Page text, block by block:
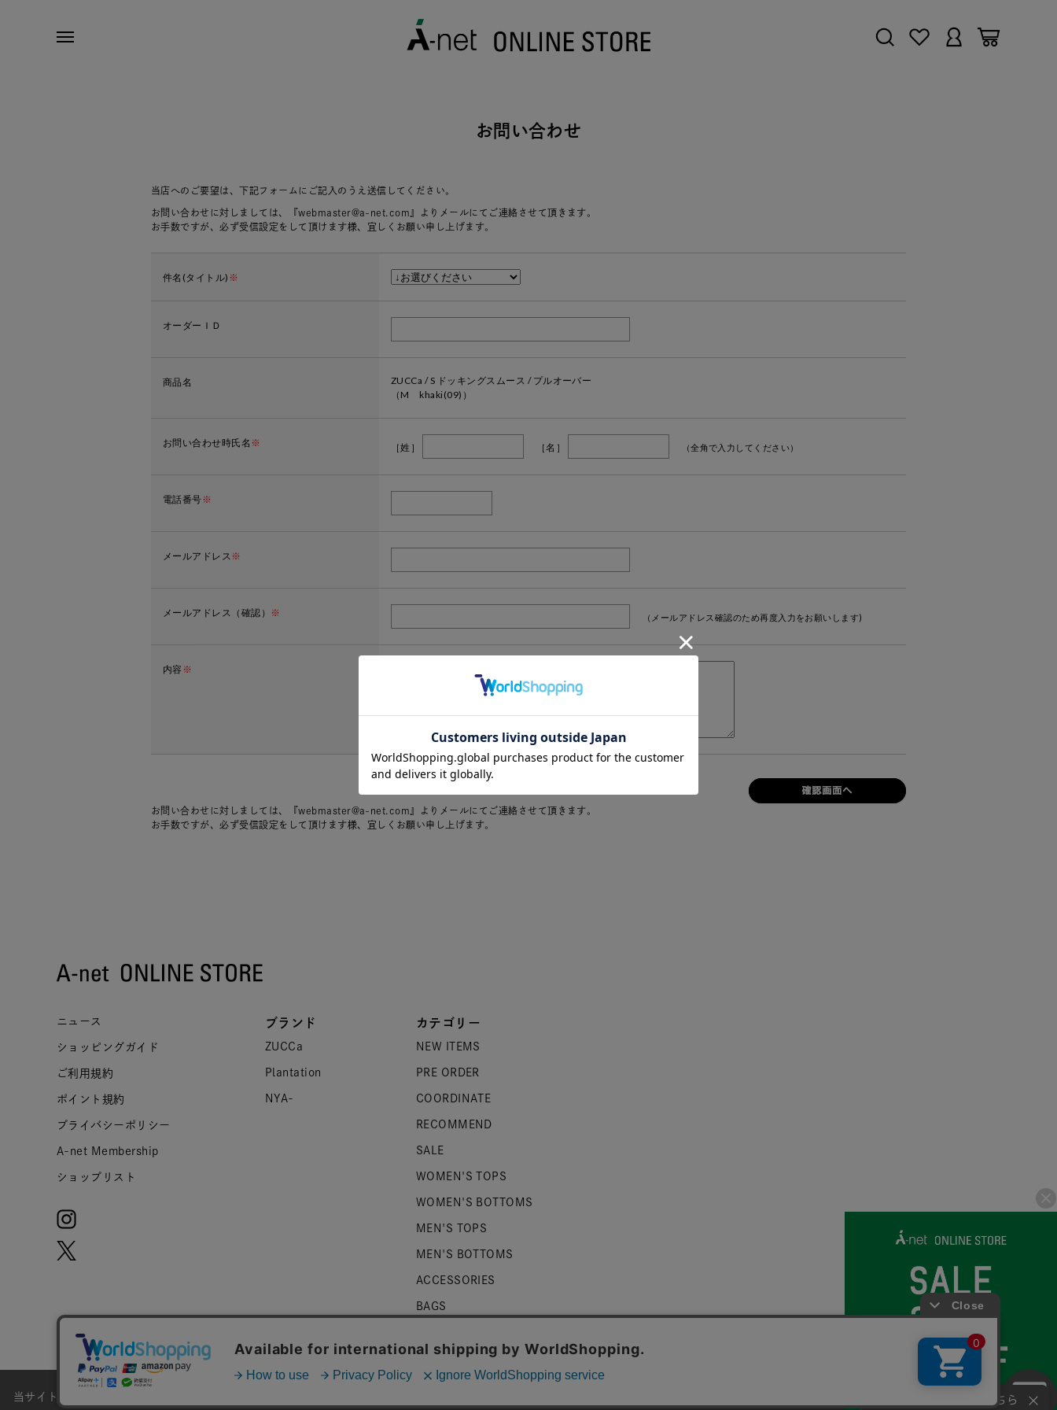
お問い合わせ
当店へのご要望は、下記フォームにご記入のうえ送信してください。
お問い合わせに対しましては、『webmaster@a-net.com』よりメールにてご連絡させて頂きます。
お手数ですが、必ず受信設定をして頂けます様、宜しくお願い申し上げます。
件名(タイトル) ※
オーダーＩＤ
商品名
ZUCCa / S ドッキングスムース / プルオーバー
（M khaki(09)）
お問い合わせ時氏名 ※ ［姓］ ［名］ （全角で入力してください）
電話番号※
メールアドレス※
メールアドレス（確認） ※ （メールアドレス確認のため再度入力をお願いします)
内容 ※
お問い合わせに対しましては、『webmaster@a-net.com』よりメールにてご連絡させて頂きます。
お手数ですが、必ず受信設定をして頂けます様、宜しくお願い申し上げます。
ニュース
ショッピングガイド
ご利用規約
ポイント規約
プライバシーポリシー
A-net Membership
ショップリスト
ブランド
ZUCCa
Plantation
NYA-
カテゴリー
NEW ITEMS
PRE ORDER
COORDINATE
RECOMMEND
SALE
WOMEN'S TOPS
WOMEN'S BOTTOMS
MEN'S TOPS
MEN'S BOTTOMS
ACCESSORIES
BAGS
ZUCCa LOGO
BASIC © 2007-2026 A-net Inc.
当サイトではお客様のウェブサイト体験をより向上させる為にCookieを使用しております。詳細は お問い合わせはこちら